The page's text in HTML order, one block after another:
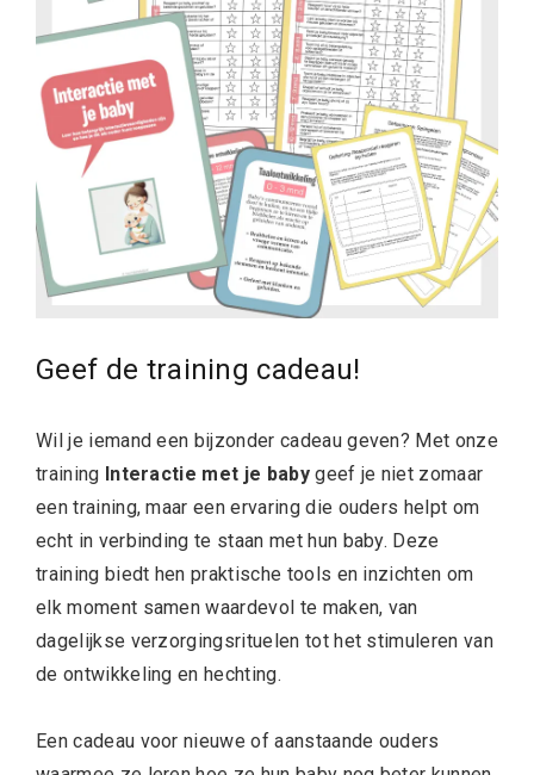
Geef de training cadeau!
Wil je iemand een bijzonder cadeau geven? Met onze
training Interactie met je babygeef je niet zomaar
een training, maar een ervaring die ouders helpt om
echt in verbinding te staan met hun baby. Deze
training biedt hen praktische tools en inzichten om
elk moment samen waardevol te maken, van
dagelijkse verzorgingsrituelen tot het stimuleren van
de ontwikkeling en hechting.
Een cadeau voor nieuwe of aanstaande ouders